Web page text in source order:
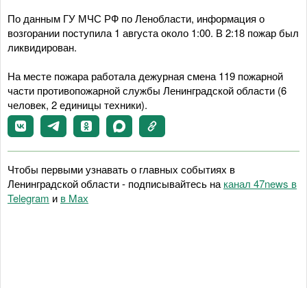
По данным ГУ МЧС РФ по Ленобласти, информация о
возгорании поступила 1 августа около 1:00. В 2:18 пожар был
ликвидирован.
На месте пожара работала дежурная смена 119 пожарной
части противопожарной службы Ленинградской области (6
человек, 2 единицы техники).
Чтобы первыми узнавать о главных событиях в
Ленинградской области - подписывайтесь на канал 47news в
Telegram и в Maх